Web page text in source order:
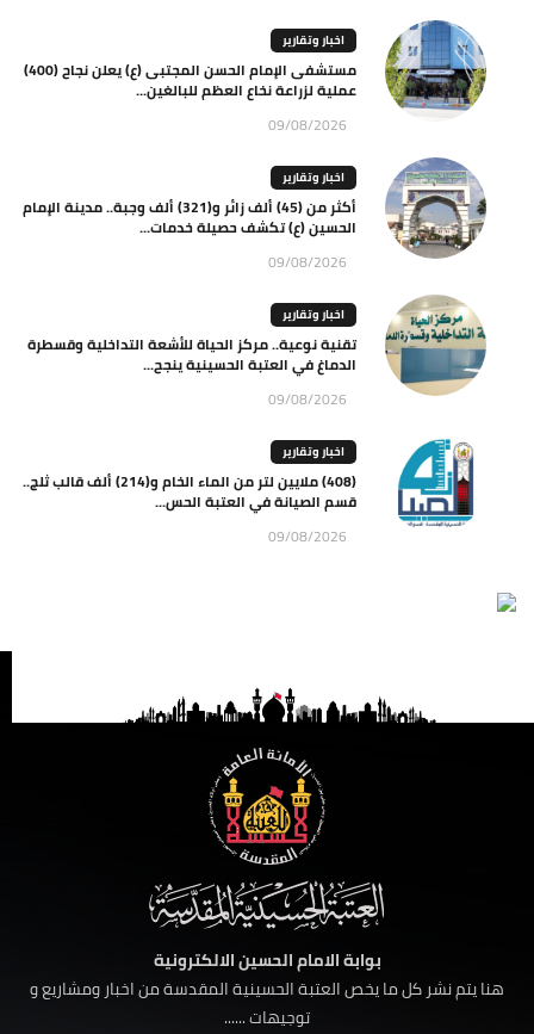
اخبار وتقارير
مستشفى الإمام الحسن المجتبى (ع) يعلن نجاح (400)
عملية لزراعة نخاع العظم للبالغين...
09/08/2026
اخبار وتقارير
أكثر من (45) ألف زائر و(321) ألف وجبة.. مدينة الإمام
الحسين (ع) تكشف حصيلة خدمات...
09/08/2026
اخبار وتقارير
تقنية نوعية.. مركز الحياة للأشعة التداخلية وقسطرة
الدماغ في العتبة الحسينية ينجح...
09/08/2026
اخبار وتقارير
(408) ملايين لتر من الماء الخام و(214) ألف قالب ثلج..
قسم الصيانة في العتبة الحس...
09/08/2026
بوابة الامام الحسين الالكترونية
هنا يتم نشر كل ما يخص العتبة الحسينية المقدسة من اخبار ومشاريع و
توجيهات ......